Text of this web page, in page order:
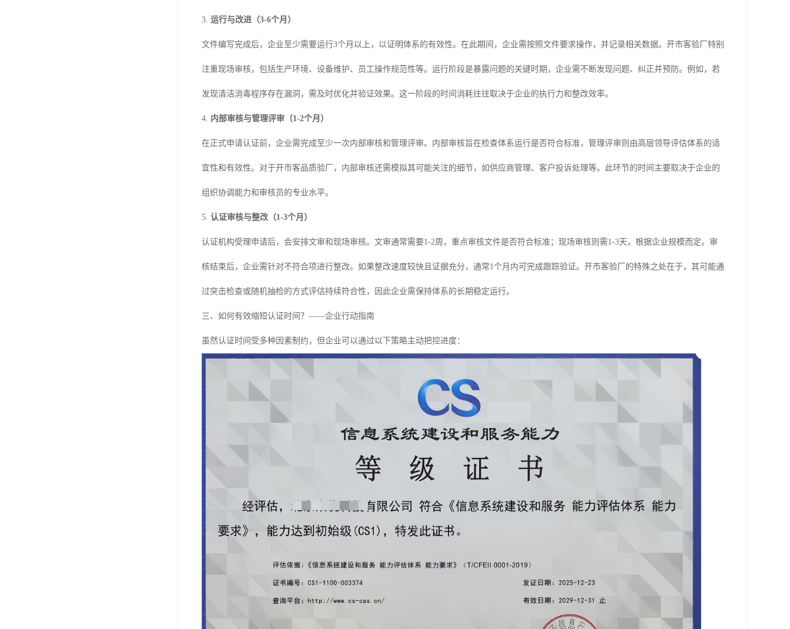
3. 运行与改进（3-6个月）
文件编写完成后，企业至少需要运行3个月以上，以证明体系的有效性。在此期间，企业需按照文件要求操作，并记录相关数据。开市客验厂特别
注重现场审核，包括生产环境、设备维护、员工操作规范性等。运行阶段是暴露问题的关键时期，企业需不断发现问题、纠正并预防。例如，若
发现清洁消毒程序存在漏洞，需及时优化并验证效果。这一阶段的时间消耗往往取决于企业的执行力和整改效率。
4. 内部审核与管理评审（1-2个月）
在正式申请认证前，企业需完成至少一次内部审核和管理评审。内部审核旨在检查体系运行是否符合标准，管理评审则由高层领导评估体系的适
宜性和有效性。对于开市客品质验厂，内部审核还需模拟其可能关注的细节，如供应商管理、客户投诉处理等。此环节的时间主要取决于企业的
组织协调能力和审核员的专业水平。
5. 认证审核与整改（1-3个月）
认证机构受理申请后，会安排文审和现场审核。文审通常需要1-2周，重点审核文件是否符合标准；现场审核则需1-3天，根据企业规模而定。审
核结束后，企业需针对不符合项进行整改。如果整改速度较快且证据充分，通常1个月内可完成跟踪验证。开市客验厂的特殊之处在于，其可能通
过突击检查或随机抽检的方式评估持续符合性，因此企业需保持体系的长期稳定运行。
三、如何有效缩短认证时间？——企业行动指南
虽然认证时间受多种因素制约，但企业可以通过以下策略主动把控进度：